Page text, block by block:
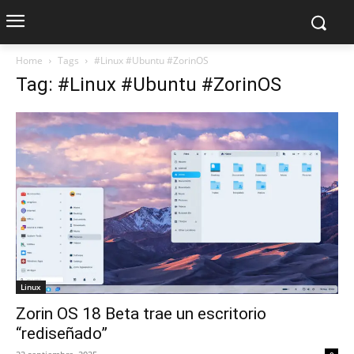
Home Tags #Linux #Ubuntu #ZorinOS
Tag: #Linux #Ubuntu #ZorinOS
Linux
Zorin OS 18 Beta trae un escritorio
“rediseñado”